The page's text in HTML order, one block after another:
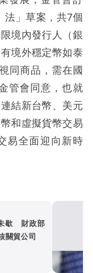
法」草案，共7個
境內發行人（銀
境外穩定幣如泰
同商品，需在國
管會同意，也就
結新台幣、美元
和虛擬貨幣交易
易全面迎向新時
歇 財政部
關貿公司